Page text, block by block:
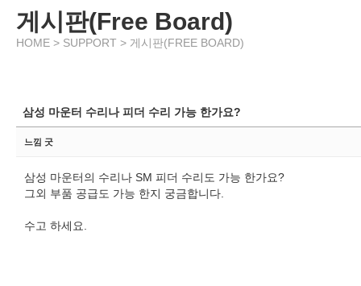
게시판(Free Board)
HOME > SUPPORT > 게시판(FREE BOARD)
삼성 마운터 수리나 피더 수리 가능 한가요?
느낌 굿
삼성 마운터의 수리나 SM 피더 수리도 가능 한가요?
그외 부품 공급도 가능 한지 궁금합니다.
수고 하세요.